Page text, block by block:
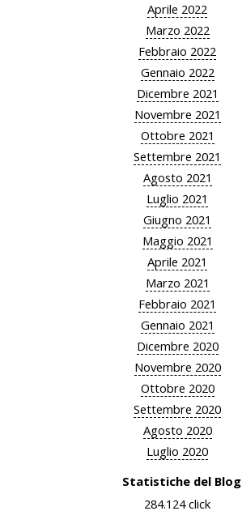
Aprile 2022
Marzo 2022
Febbraio 2022
Gennaio 2022
Dicembre 2021
Novembre 2021
Ottobre 2021
Settembre 2021
Agosto 2021
Luglio 2021
Giugno 2021
Maggio 2021
Aprile 2021
Marzo 2021
Febbraio 2021
Gennaio 2021
Dicembre 2020
Novembre 2020
Ottobre 2020
Settembre 2020
Agosto 2020
Luglio 2020
Statistiche del Blog
284.124 click